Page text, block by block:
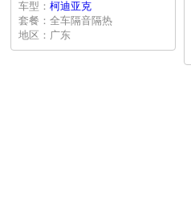
车型： 柯迪亚克
套餐：全车隔音隔热
地区：广东